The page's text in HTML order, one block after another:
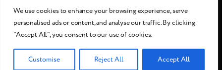
We use cookies to enhance your browsing experience, serve
personalised ads or content, and analyse our traffic. By clicking
"Accept All", you consent to our use of cookies.
Customise Reject All Accept All
ЗМІ про нас
©2026 Breezy!. Всі права захищені.